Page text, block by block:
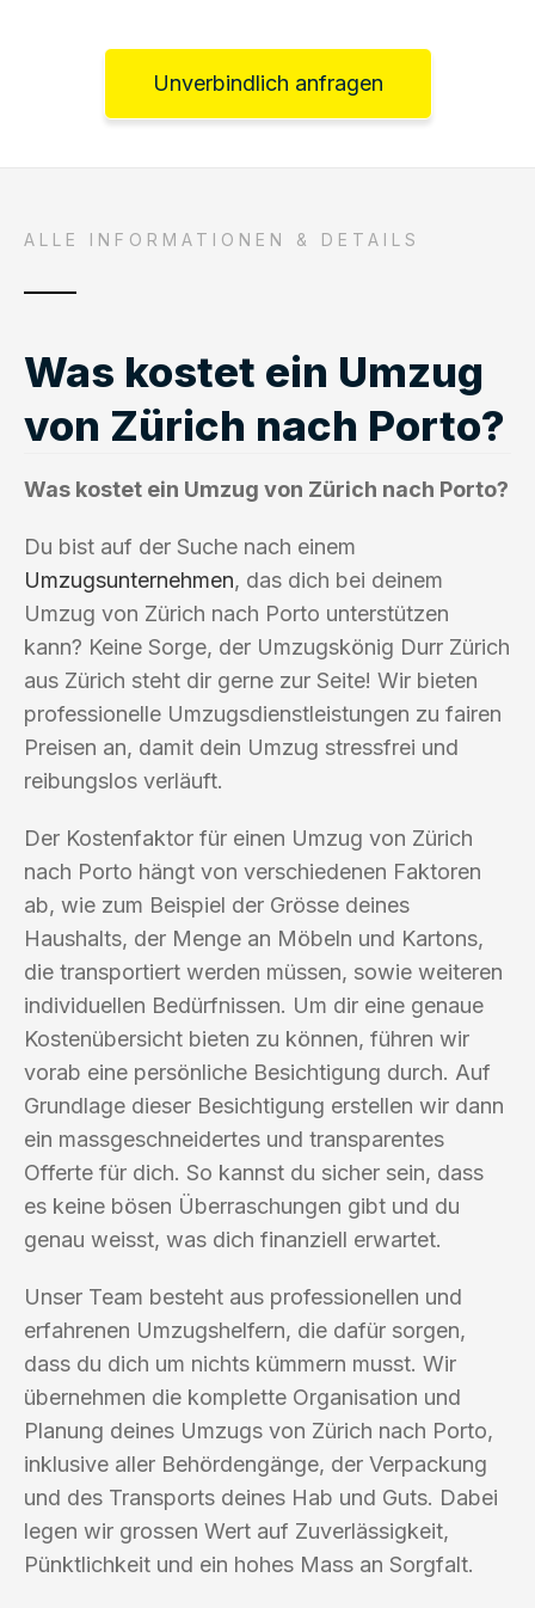
Unverbindlich anfragen
ALLE INFORMATIONEN & DETAILS
Was kostet ein Umzug
von Zürich nach Porto?
Was kostet ein Umzug von Zürich nach Porto?
Du bist auf der Suche nach einem
Umzugsunternehmen, das dich bei deinem
Umzug von Zürich nach Porto unterstützen
kann? Keine Sorge, der Umzugskönig Durr Zürich
aus Zürich steht dir gerne zur Seite! Wir bieten
professionelle Umzugsdienstleistungen zu fairen
Preisen an, damit dein Umzug stressfrei und
reibungslos verläuft.
Der Kostenfaktor für einen Umzug von Zürich
nach Porto hängt von verschiedenen Faktoren
ab, wie zum Beispiel der Grösse deines
Haushalts, der Menge an Möbeln und Kartons,
die transportiert werden müssen, sowie weiteren
individuellen Bedürfnissen. Um dir eine genaue
Kostenübersicht bieten zu können, führen wir
vorab eine persönliche Besichtigung durch. Auf
Grundlage dieser Besichtigung erstellen wir dann
ein massgeschneidertes und transparentes
Offerte für dich. So kannst du sicher sein, dass
es keine bösen Überraschungen gibt und du
genau weisst, was dich finanziell erwartet.
Unser Team besteht aus professionellen und
erfahrenen Umzugshelfern, die dafür sorgen,
dass du dich um nichts kümmern musst. Wir
übernehmen die komplette Organisation und
Planung deines Umzugs von Zürich nach Porto,
inklusive aller Behördengänge, der Verpackung
und des Transports deines Hab und Guts. Dabei
legen wir grossen Wert auf Zuverlässigkeit,
Pünktlichkeit und ein hohes Mass an Sorgfalt.